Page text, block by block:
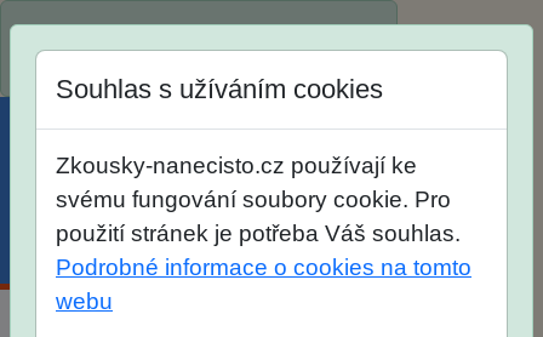
Souhlas s užíváním cookies
Zkousky-nanecisto.cz používají ke
svému fungování soubory cookie. Pro
použití stránek je potřeba Váš souhlas.
Podrobné informace o cookies na tomto
webu